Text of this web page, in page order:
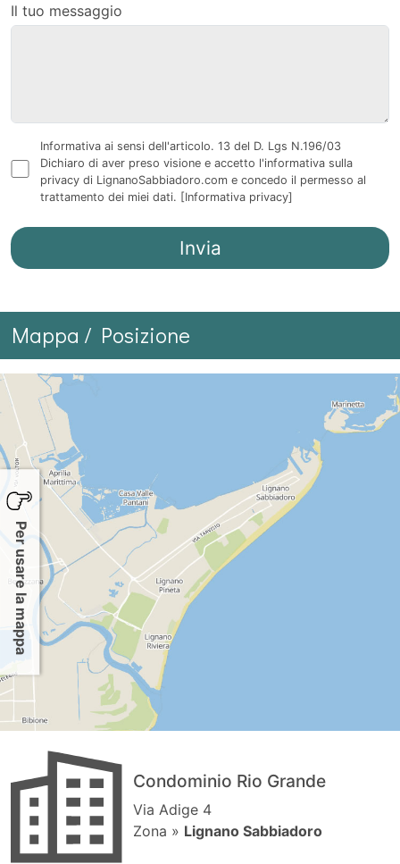
Il tuo messaggio
Informativa ai sensi dell'articolo. 13 del D. Lgs N.196/03
Dichiaro di aver preso visione e accetto l'informativa sulla
privacy di LignanoSabbiadoro.com e concedo il permesso al
trattamento dei miei dati. [Informativa privacy]
Mappa / Posizione
Per usare la mappa
Condominio Rio Grande
Via Adige 4
Zona » Lignano Sabbiadoro